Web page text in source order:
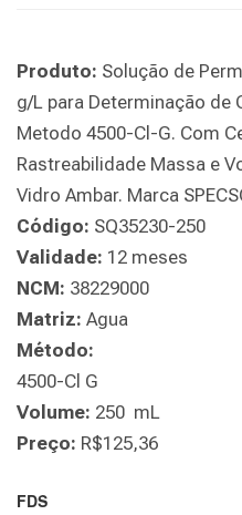
Produto: Solução de
g/L para Determinação de
Metodo 4500-Cl-G. Com
Rastreabilidade Massa e
Vidro Ambar. Marca
Código: SQ35230-250
Validade: 12 meses
NCM: 38229000
Matriz: Agua
Método:
4500-Cl G
Volume: 250 mL
Preço: R$125,36
FDS